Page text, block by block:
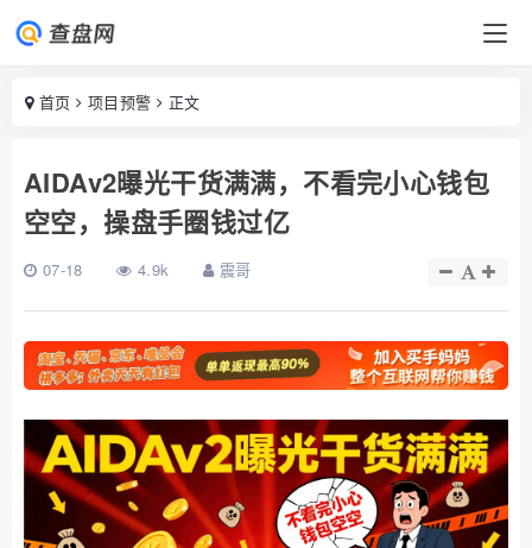
首页 项目预警 正文
AIDAv2曝光干货满满，不看完小心钱包
空空，操盘手圈钱过亿
07-18 4.9k 震哥